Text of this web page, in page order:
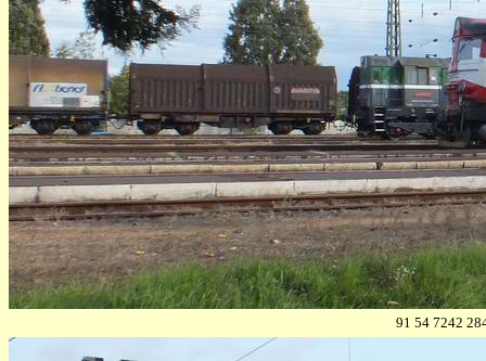
91 54 7242